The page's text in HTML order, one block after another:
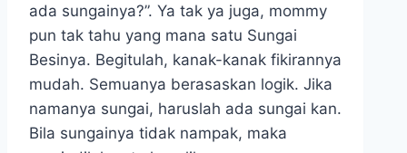
ada sungainya?”. Ya tak ya juga, mommy
pun tak tahu yang mana satu Sungai
Besinya. Begitulah, kanak-kanak fikirannya
mudah. Semuanya berasaskan logik. Jika
namanya sungai, haruslah ada sungai kan.
Bila sungainya tidak nampak, maka